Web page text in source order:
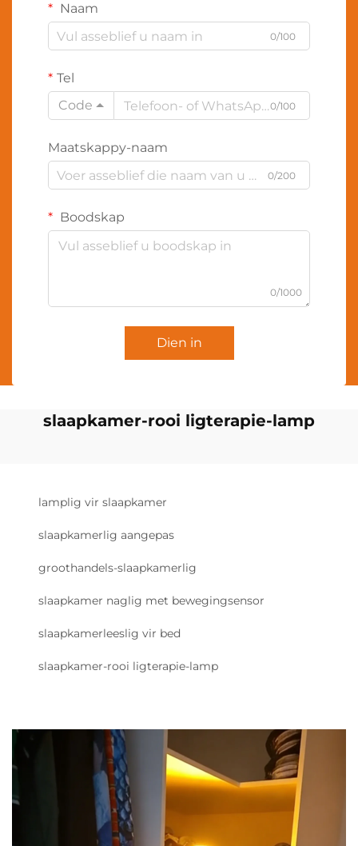
Naam
0/100
Tel
Code
0/100
Maatskappy-naam
0/200
Boodskap
0/1000
Dien in
slaapkamer-rooi ligterapie-lamp
lamplig vir slaapkamer
slaapkamerlig aangepas
groothandels-slaapkamerlig
slaapkamer naglig met bewegingsensor
slaapkamerleeslig vir bed
slaapkamer-rooi ligterapie-lamp